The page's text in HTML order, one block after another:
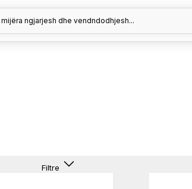
ngjarjesh dhe vendndodhjesh...
Filtre